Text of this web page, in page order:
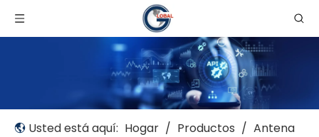
Usted está aquí: Hogar / Productos / Antena